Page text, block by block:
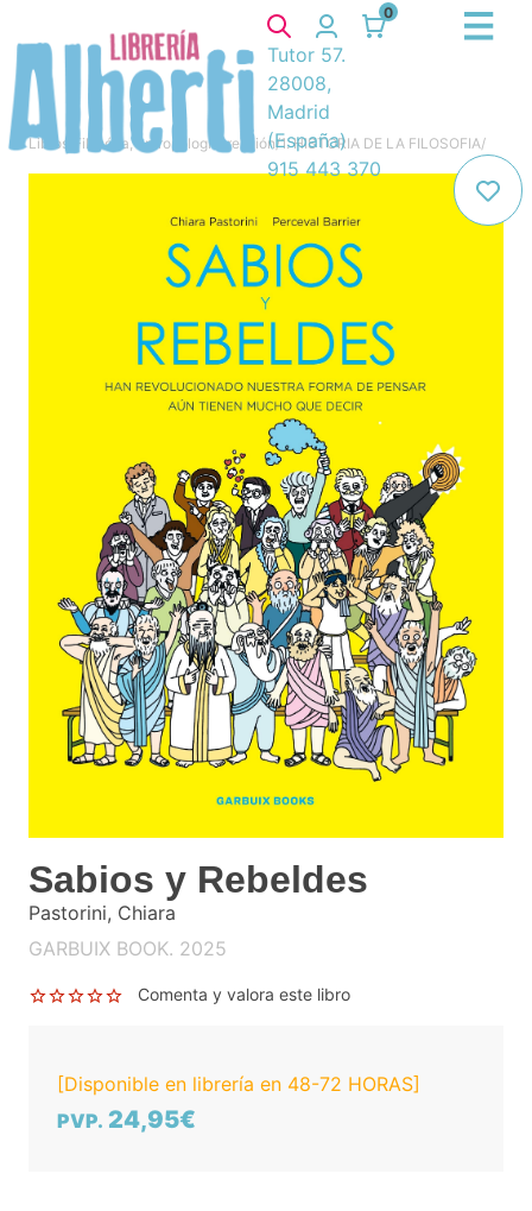
0
Tutor 57.
28008,
Madrid
(España)
915 443 370
Libros Filosófía, antropología, religión/1. HISTORIA DE LA FILOSOFIA/
Sabios y Rebeldes
Pastorini, Chiara
GARBUIX BOOK. 2025
Comenta y valora este libro
[Disponible en librería en 48-72 HORAS]
PVP. 24,95€